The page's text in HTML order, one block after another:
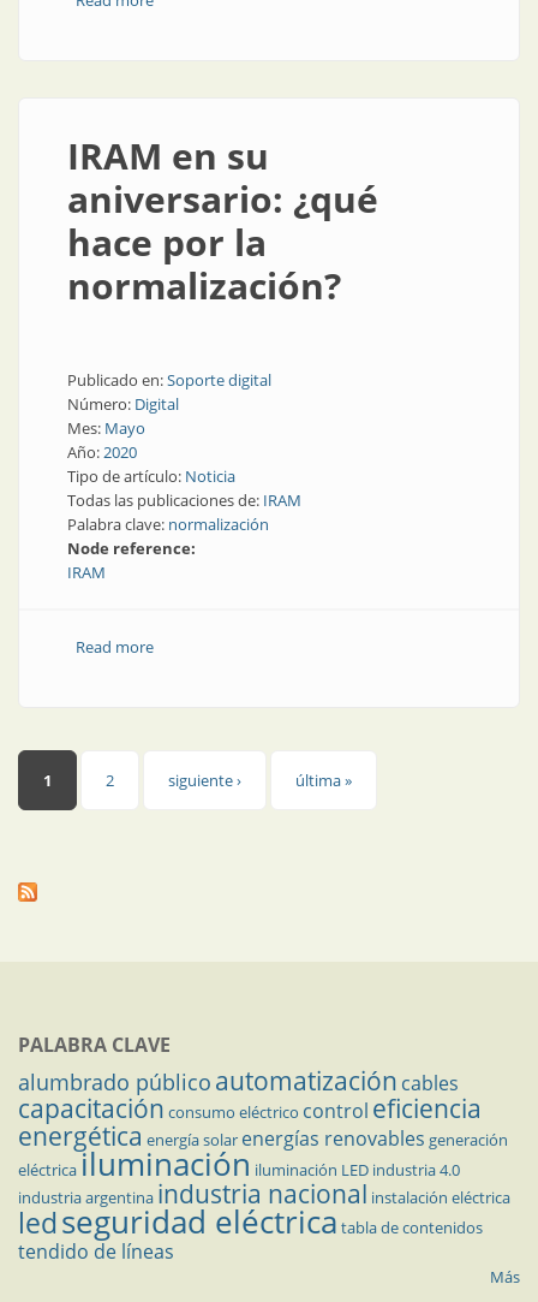
IRAM en su
aniversario: ¿qué
hace por la
normalización?
Publicado en:Soporte digital
Número: Digital
Mes: Mayo
Año:2020
Tipo de artículo: Noticia
Todas las publicaciones de: IRAM
Palabra clave: normalización
Node reference:
IRAM
Read moreabout IRAM en su aniversario: ¿qué hace por la
Páginas
1 2 siguiente › última »
PALABRA CLAVE
alumbrado público automatización cables
capacitación consumo eléctrico control eficiencia
energética energía solar energías renovables generación
eléctricailuminación iluminación LED industria 4.0
industria argentina industria nacional instalación eléctrica
ledseguridad eléctrica tabla de contenidos
tendido de líneas
Más